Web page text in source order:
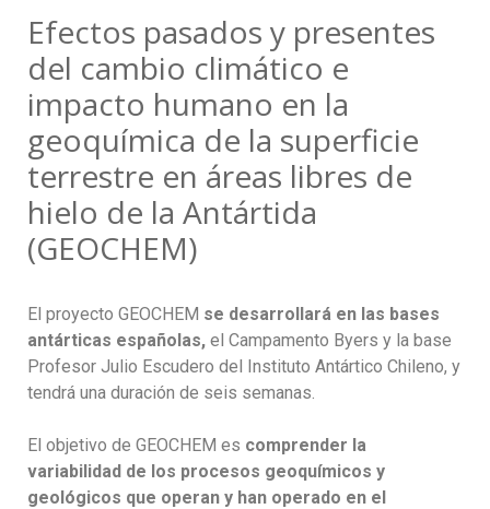
Efectos pasados y presentes
del cambio climático e
impacto humano en la
geoquímica de la superficie
terrestre en áreas libres de
hielo de la Antártida
(GEOCHEM)
El proyecto GEOCHEM se desarrollará en las bases
antárticas españolas, el Campamento Byers y la base
Profesor Julio Escudero del Instituto Antártico Chileno, y
tendrá una duración de seis semanas.
El objetivo de GEOCHEM es comprender la
variabilidad de los procesos geoquímicos y
geológicos que operan y han operado en el